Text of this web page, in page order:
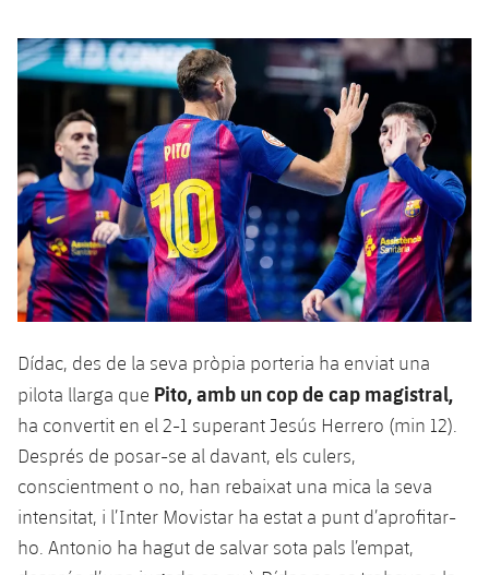
Dídac, des de la seva pròpia porteria ha enviat una
pilota llarga que Pito, amb un cop de cap magistral,
ha convertit en el 2-1 superant Jesús Herrero (min 12).
Després de posar-se al davant, els culers,
conscientment o no, han rebaixat una mica la seva
intensitat, i l’Inter Movistar ha estat a punt d’aprofitar-
ho. Antonio ha hagut de salvar sota pals l’empat,